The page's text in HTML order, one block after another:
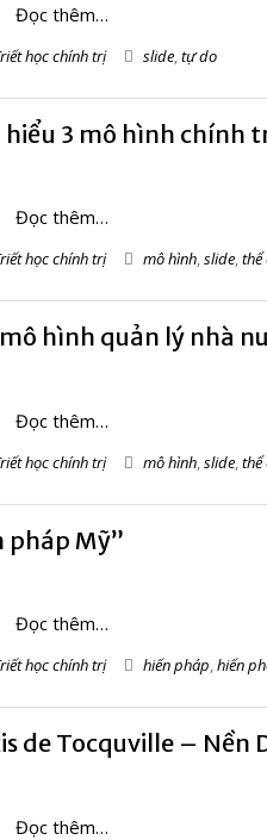
Đọc thêm…
học chính trị slide tự do
hiểu 3 mô hình chính
Đọc thêm…
học chính trị mô hình,slide,thể
hình quản lý nhà
Đọc thêm…
học chính trị mô hình slide thể
pháp Mỹ”
Đọc thêm…
học chính trị hiến pháp,hiến
de Tocquville – Nền
Đọc thêm…